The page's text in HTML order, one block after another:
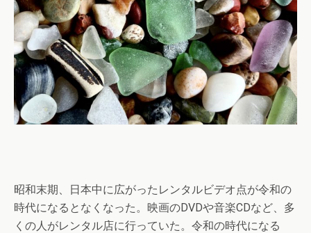
昭和末期、日本中に広がったレンタルビデオ点が令和の
時代になるとなくなった。映画のDVDや音楽CDなど、多
くの人がレンタル店に行っていた。令和の時代になる